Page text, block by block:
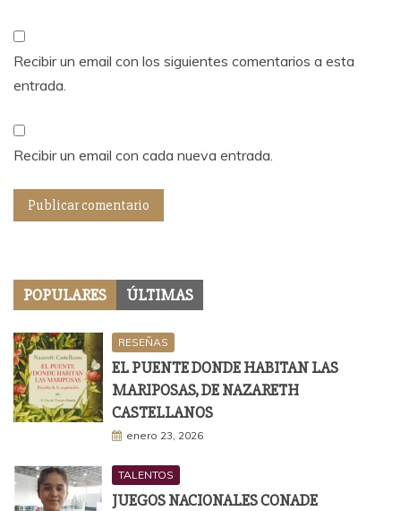
Recibir un email con los siguientes comentarios a esta
entrada.
Recibir un email con cada nueva entrada.
POPULARES ÚLTIMAS
RESEÑAS
EL PUENTE DONDE HABITAN LAS
MARIPOSAS, DE NAZARETH
CASTELLANOS
enero 23, 2026
TALENTOS
JUEGOS NACIONALES CONADE